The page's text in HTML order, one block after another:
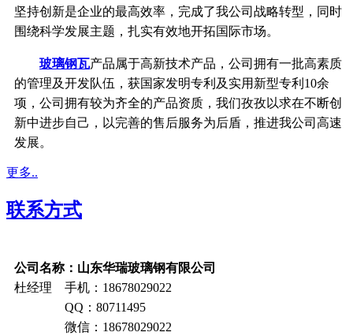
坚持创新是企业的最高效率，完成了我公司战略转型，同时
围绕科学发展主题，扎实有效地开拓国际市场。
玻璃钢瓦产品属于高新技术产品，公司拥有一批高素质
的管理及开发队伍，获国家发明专利及实用新型专利10余
项，公司拥有较为齐全的产品资质，我们孜孜以求在不断创
新中进步自己，以完善的售后服务为后盾，推进我公司高速
发展。
更多..
联系方式
公司名称：山东华瑞玻璃钢有限公司
杜经理 手机：18678029022
QQ：80711495
微信：18678029022